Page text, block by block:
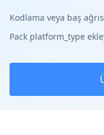
Kodlama veya baş
Pack platform_type